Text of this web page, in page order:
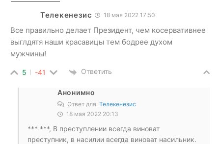
Телекенезис 18 мая 2022 17:50
Все правильно делает Президент, чем косервативнее
выглдятя наши красавицы тем бодрее духом
мужчины!
5 -41 Ответить
Анонимно
Ответ для Телекенезис
18 мая 2022 20:13
*** ***, В преступлении всегда виноват
преступник, в насилии всегда виноват насильник.